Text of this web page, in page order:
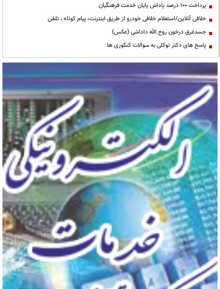
پرداخت ۱۰۰ درصد پاداش پایان خدمت فرهنگیان
خلافی آنلاین/استعلام خلافی خودرو از طریق اینترنت، پیام کوتاه ، تلفن
جسدغرق درخون روح الله داداشی (عکس)
پاسخ های دکتر توکلی به سوالات کنکوری ها